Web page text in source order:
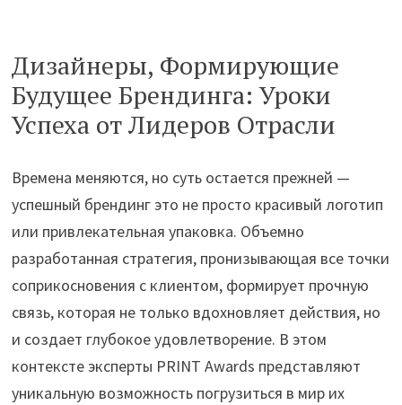
Дизайнеры, Формирующие
Будущее Брендинга: Уроки
Успеха от Лидеров Отрасли
Времена меняются, но суть остается прежней —
успешный брендинг это не просто красивый логотип
или привлекательная упаковка. Объемно
разработанная стратегия, пронизывающая все точки
соприкосновения с клиентом, формирует прочную
связь, которая не только вдохновляет действия, но
и создает глубокое удовлетворение. В этом
контексте эксперты PRINT Awards представляют
уникальную возможность погрузиться в мир их